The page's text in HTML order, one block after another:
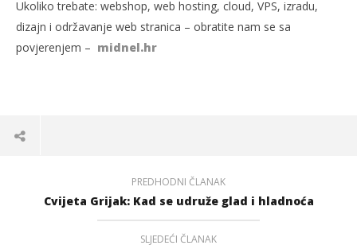
Ukoliko trebate: webshop, web hosting, cloud, VPS, izradu,
dizajn i održavanje web stranica – obratite nam se sa
povjerenjem – midnel.hr
PREDHODNI ČLANAK
Cvijeta Grijak: Kad se udruže glad i hladnoća
SLJEDEĆI ČLANAK